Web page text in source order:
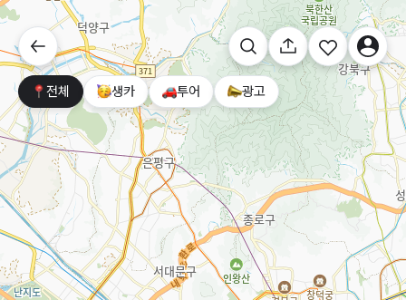
전체 생카 투어 광고